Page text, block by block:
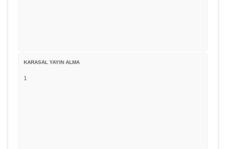
KARASAL YAYIN ALMA
1